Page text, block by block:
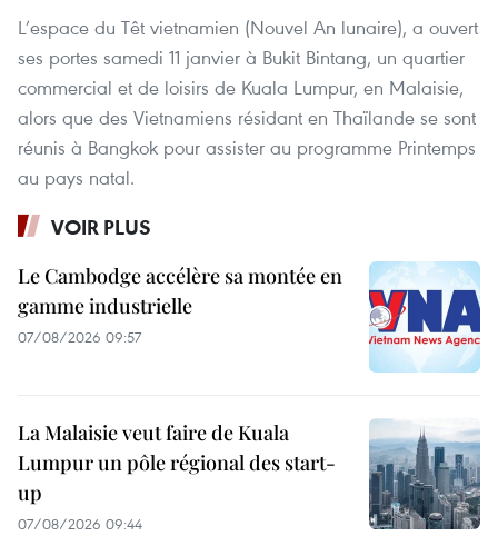
L’espace du Têt vietnamien (Nouvel An lunaire), a ouvert
ses portes samedi 11 janvier à Bukit Bintang, un quartier
commercial et de loisirs de Kuala Lumpur, en Malaisie,
alors que des Vietnamiens résidant en Thaïlande se sont
réunis à Bangkok pour assister au programme Printemps
au pays natal.
VOIR PLUS
Le Cambodge accélère sa montée en
gamme industrielle
07/08/2026 09:57
La Malaisie veut faire de Kuala
Lumpur un pôle régional des start-
up
07/08/2026 09:44